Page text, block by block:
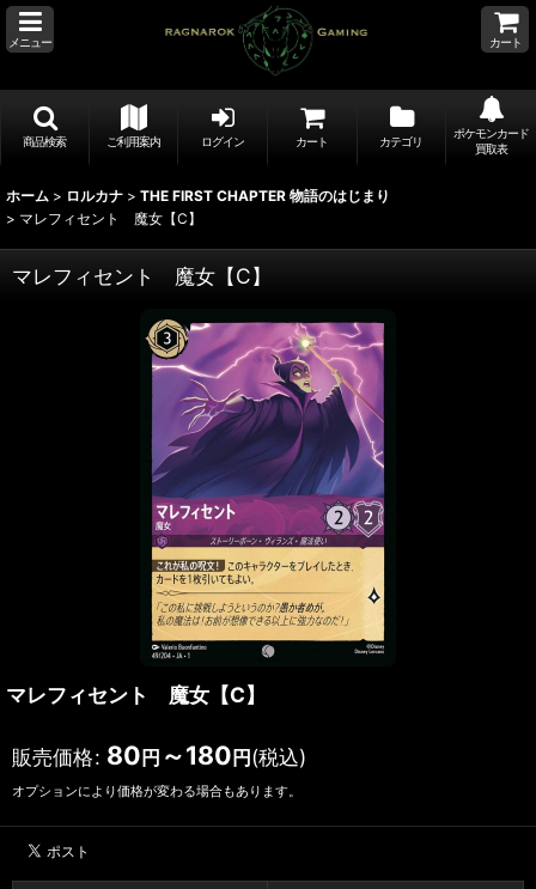
メニュー カート
商品検索 ご利用案内 ログイン カート カテゴリ
ポケモンカード
買取表
ホーム > ロルカナ > THE FIRST CHAPTER 物語のはじまり
> マレフィセント 魔女【C】
マレフィセント 魔女【C】
マレフィセント 魔女【C】
販売価格: 80 円 ～180 円 (税込)
オプションにより価格が変わる場合もあります。